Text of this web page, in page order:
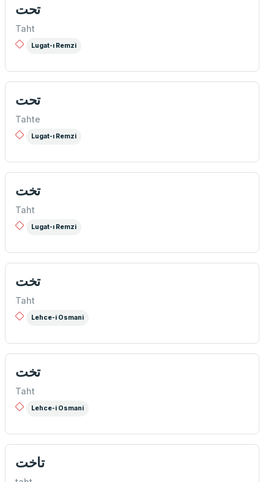
تحت
Taht
Lugat-ı Remzi
تحت
Tahte
Lugat-ı Remzi
تخت
Taht
Lugat-ı Remzi
تخت
Taht
Lehce-i Osmani
تخت
Taht
Lehce-i Osmani
تاخت